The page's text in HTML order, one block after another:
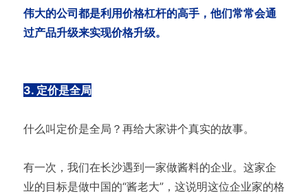
伟大的公司都是利用价格杠杆的高手，他们常常会通
过产品升级来实现价格升级。
3. 定价是全局
什么叫定价是全局？再给大家讲个真实的故事。
有一次，我们在长沙遇到一家做酱料的企业。这家企
业的目标是做中国的“酱老大”，这说明这位企业家的格